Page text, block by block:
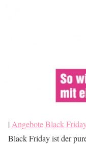
| AngeboteBlack
Black Friday ist der